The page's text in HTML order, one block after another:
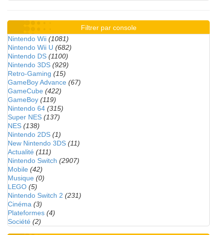
Filtrer par console
Nintendo Wii (1081)
Nintendo Wii U (682)
Nintendo DS (1100)
Nintendo 3DS (929)
Retro-Gaming (15)
GameBoy Advance (67)
GameCube (422)
GameBoy (119)
Nintendo 64 (315)
Super NES (137)
NES (138)
Nintendo 2DS (1)
New Nintendo 3DS (11)
Actualité (111)
Nintendo Switch (2907)
Mobile (42)
Musique (0)
LEGO (5)
Nintendo Switch 2 (231)
Cinéma (3)
Plateformes (4)
Société (2)